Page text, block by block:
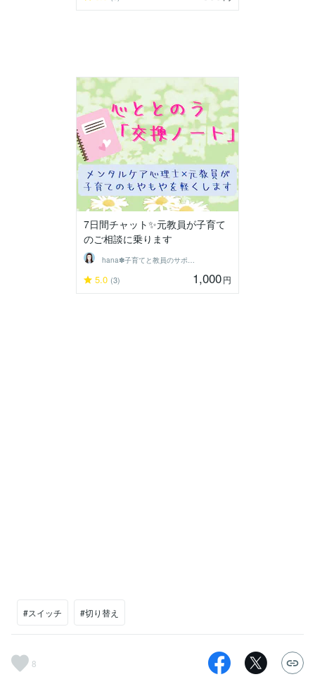
7日間チャット✨元教員が子育て
のご相談に乗ります
hana✽子育てと教員のサポーター
5.0 (3) 1,000円
#スイッチ #切り替え
8